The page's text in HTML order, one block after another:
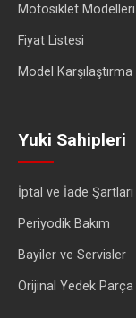
Motosiklet Modelleri
Fiyat Listesi
Model Karşılaştırma
Yuki Sahipleri
İptal ve İade Şartları
Periyodik Bakım
Bayiler ve Servisler
Orijinal Yedek Parça